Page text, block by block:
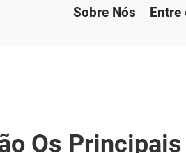
Sobre Nós Entre
Os